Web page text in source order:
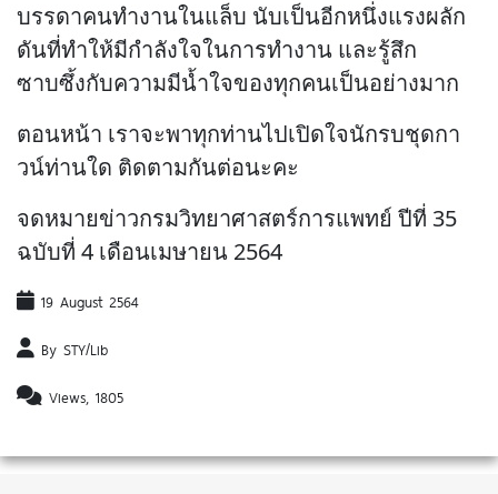
บรรดาคนทำงานในแล็บ นับเป็นอีกหนึ่งแรงผลัก
ดันที่ทำให้มีกำลังใจในการทำงาน และรู้สึก
ซาบซึ้งกับความมีน้ำใจของทุกคนเป็นอย่างมาก
ตอนหน้า เราจะพาทุกท่านไปเปิดใจนักรบชุดกา
วน์ท่านใด ติดตามกันต่อนะคะ
จดหมายข่าวกรมวิทยาศาสตร์การแพทย์ ปีที่ 35
ฉบับที่ 4 เดือนเมษายน 2564
19 August 2564
By STY/Lib
Views, 1805